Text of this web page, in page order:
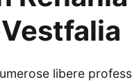
libere